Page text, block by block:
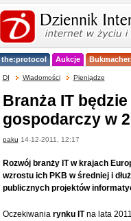
the:protocol Aukcje
DI Wiadomości Pieniądze
Branża IT
gospodarczy w
paku 14-12-2011, 12:17
Rozwój branży IT w krajach
wzrostu ich PKB w średniej i
publicznych projektów
Oczekiwaniarynku ITna lata